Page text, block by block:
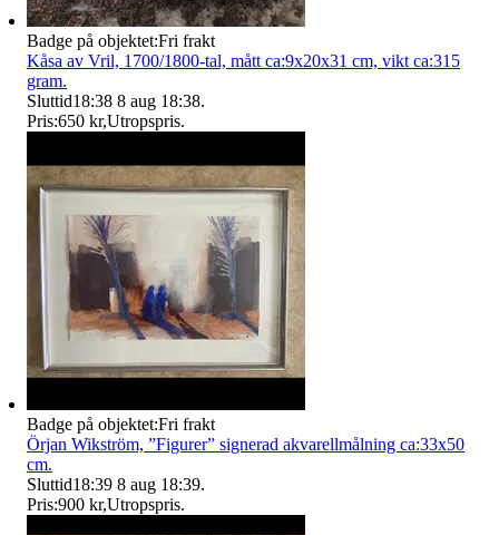
Badge på objektet:Fri frakt
Kåsa av Vril, 1700/1800-tal, mått ca:9x20x31 cm, vikt ca:315
gram.
Sluttid18:38 8 aug 18:38.
Pris:650 kr,Utropspris.
Badge på objektet:Fri frakt
Örjan Wikström, ”Figurer” signerad akvarellmålning ca:33x50
cm.
Sluttid18:39 8 aug 18:39.
Pris:900 kr,Utropspris.